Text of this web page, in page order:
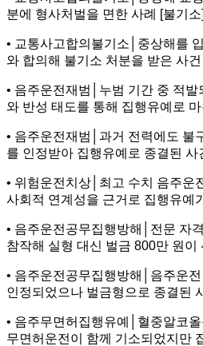
분에 형사처벌을 면한 사례 [불기소]
• 교통사고합의불기소│중상해를
와 합의해 불기소 처분을 받은 사건
• 음주운전재범│누범 기간 중 적
와 반성 태도를 통해 집행유예로
• 음주운전재범│과거 전력에도 불
를 인정받아 집행유예로 종결된 사
• 위험운전치상│최고 수치 음주운
사회적 연계성을 근거로 집행유예
• 음주운전공무집행방해│전문 자
참작해 실형 대신 벌금 800만 원이
• 음주운전공무집행방해│음주운
인정되었으나 벌금형으로 종결된
• 음주무면허집행유예│혈중알코
무면허운전이 함께 기소되었지만